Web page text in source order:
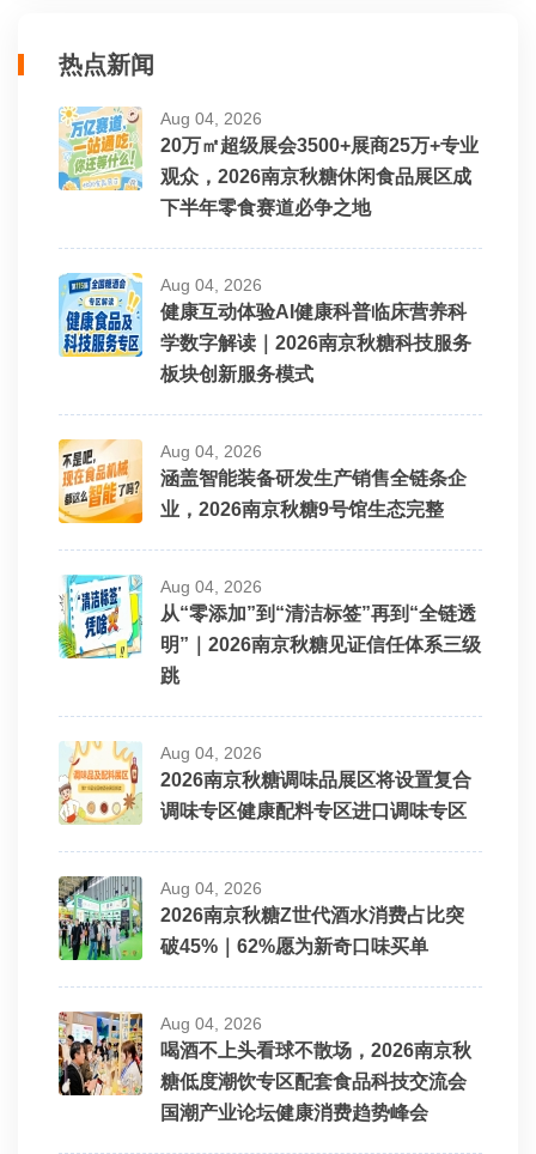
热点新闻
Aug 04, 2026
20万㎡超级展会3500+展商25万+专业
观众，2026南京秋糖休闲食品展区成
下半年零食赛道必争之地
Aug 04, 2026
健康互动体验AI健康科普临床营养科
学数字解读｜2026南京秋糖科技服务
板块创新服务模式
Aug 04, 2026
涵盖智能装备研发生产销售全链条企
业，2026南京秋糖9号馆生态完整
Aug 04, 2026
从“零添加”到“清洁标签”再到“全链透
明”｜2026南京秋糖见证信任体系三级
跳
Aug 04, 2026
2026南京秋糖调味品展区将设置复合
调味专区健康配料专区进口调味专区
Aug 04, 2026
2026南京秋糖Z世代酒水消费占比突
破45%｜62%愿为新奇口味买单
Aug 04, 2026
喝酒不上头看球不散场，2026南京秋
糖低度潮饮专区配套食品科技交流会
国潮产业论坛健康消费趋势峰会